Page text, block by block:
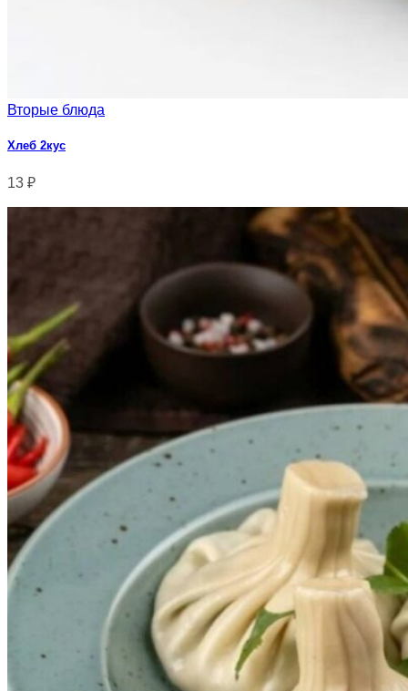
Вторые блюда
Хлеб 2кус
13 ₽